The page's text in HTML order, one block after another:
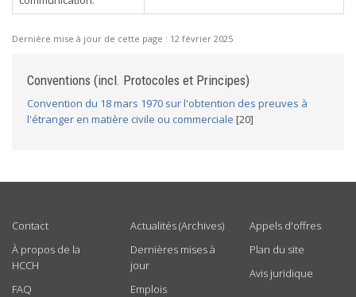
Dernière mise à jour de cette page : 12 février 2025
Conventions (incl. Protocoles et Principes)
Convention du 18 mars 1970 sur l'obtention des preuves à
l'étranger en matière civile ou commerciale [20]
Contact
À propos de la
HCCH
FAQ
Actualités (Archives)
Dernières mises à
jour
Emplois
Appels d'offres
Plan du site
Avis juridique